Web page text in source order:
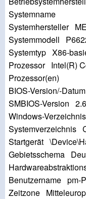
Systemname
Systemhersteller
Systemmodell
Systemtyp X86-
Prozessor Intel(R)
Prozessor(en)
BIOS-Version/-
SMBIOS-Version 2.6
Windows-
Systemverzeichnis
Startgerät
Gebietsschema
Benutzername pm-
Zeitzone